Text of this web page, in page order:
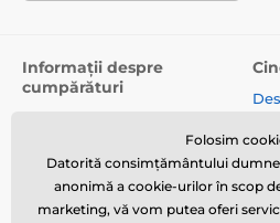
Informații despre
cumpărături
Returnare produse și
reclamații
Folosim
Datorită consimțământului
anonimă a cookie-urilor în scop
marketing, vă vom putea oferi